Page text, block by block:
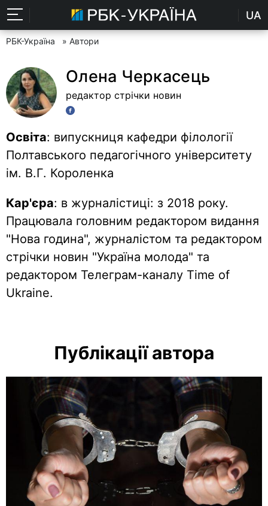
UA
РБК-Україна » Автори
Олена Черкасець
редактор стрічки новин
Освіта: випускниця кафедри філології
Полтавського педагогічного університету
ім. В.Г. Короленка
Кар'єра: в журналістиці: з 2018 року.
Працювала головним редактором видання
"Нова година", журналістом та редактором
стрічки новин "Україна молода" та
редактором Телеграм-каналу Time of
Ukraine.
Публікації автора